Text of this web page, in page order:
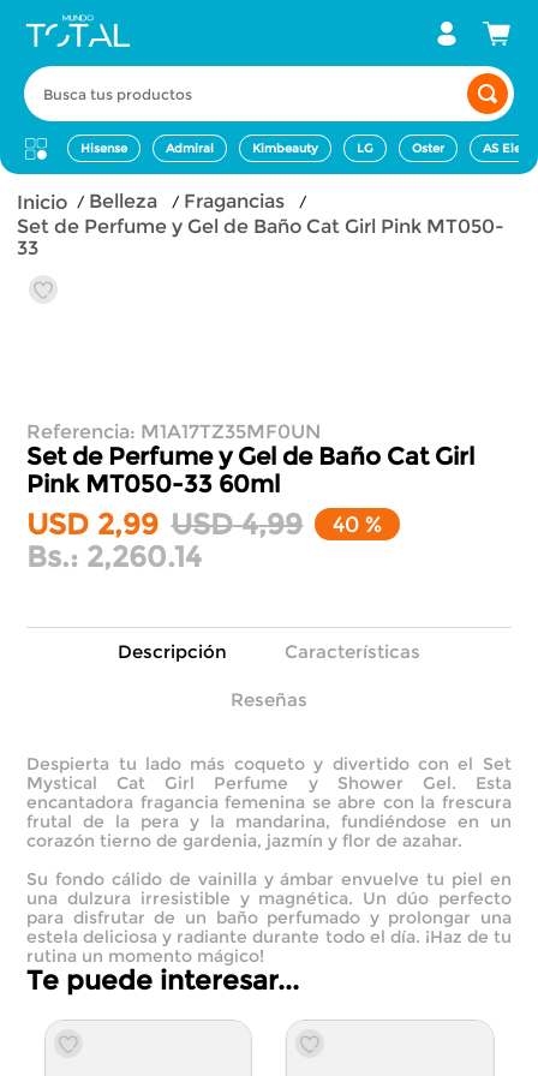
Busca tus productos
Hisense Admiral Kimbeauty LG Oster AS
belleza
fragancias
Set de Perfume y Gel de Baño Cat Girl Pink MT050-
33
Referencia: M1A17TZ35MF0UN
Set de Perfume y Gel de Baño Cat Girl
Pink MT050-33 60ml
USD 2,99 USD 4,99 40 %
Bs.: 2,260.14
Descripción Características
Reseñas
Despierta tu lado más coqueto y divertido con el Set
Mystical Cat Girl Perfume y Shower Gel. Esta
encantadora fragancia femenina se abre con la frescura
frutal de la pera y la mandarina, fundiéndose en un
corazón tierno de gardenia, jazmín y flor de azahar.
Su fondo cálido de vainilla y ámbar envuelve tu piel en
una dulzura irresistible y magnética. Un dúo perfecto
para disfrutar de un baño perfumado y prolongar una
estela deliciosa y radiante durante todo el día. ¡Haz de tu
rutina un momento mágico!
Te puede interesar...